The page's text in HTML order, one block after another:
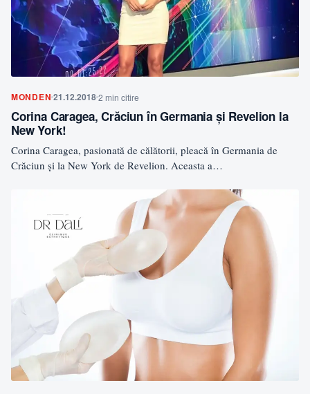
MONDEN21.12.20182 min citire
Corina Caragea, Crăciun în Germania și Revelion la
New York!
Corina Caragea, pasionată de călătorii, pleacă în Germania de
Crăciun și la New York de Revelion. Aceasta a…